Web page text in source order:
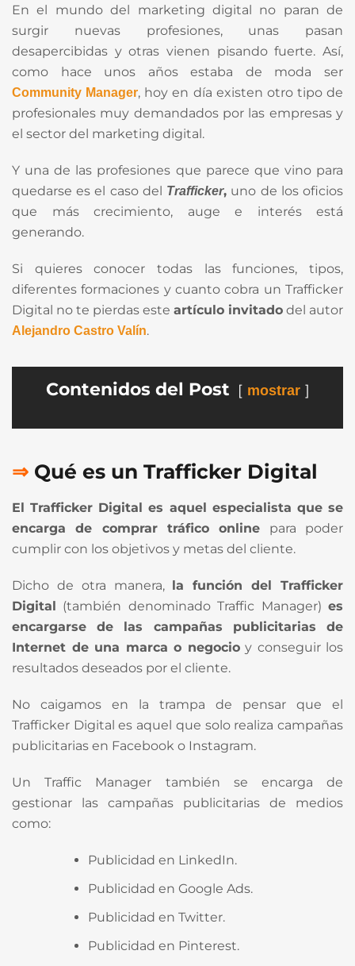
En el mundo del marketing digital no paran de
surgir nuevas profesiones, unas pasan
desapercibidas y otras vienen pisando fuerte. Así,
como hace unos años estaba de moda ser
Community Manager, hoy en día existen otro tipo de
profesionales muy demandados por las empresas y
el sector del marketing digital.
Y una de las profesiones que parece que vino para
quedarse es el caso del
Trafficker, uno de los oficios
que más crecimiento, auge e interés está
generando.
Si quieres conocer todas las funciones, tipos,
diferentes formaciones y cuanto cobra un Trafficker
Digital no te pierdas este artículo invitado del autor
Alejandro Castro Valín.
Contenidos del Post mostrar
⇒ Qué es un Trafficker Digital
El Trafficker Digital es aquel especialista que se
encarga de comprar tráfico online para poder
cumplir con los objetivos y metas del cliente.
Dicho de otra manera,
la función del Trafficker
Digital
(también denominado Traffic Manager) es
encargarse de las campañas publicitarias de
Internet de una marca o negocioy conseguir los
resultados deseados por el cliente.
No caigamos en la trampa de pensar que el
Trafficker Digital es aquel que solo realiza campañas
publicitarias en Facebook o Instagram.
Un Traffic Manager también se encarga de
gestionar las campañas publicitarias de medios
como:
Publicidad en LinkedIn.
Publicidad en Google Ads.
Publicidad en Twitter.
Publicidad en Pinterest.